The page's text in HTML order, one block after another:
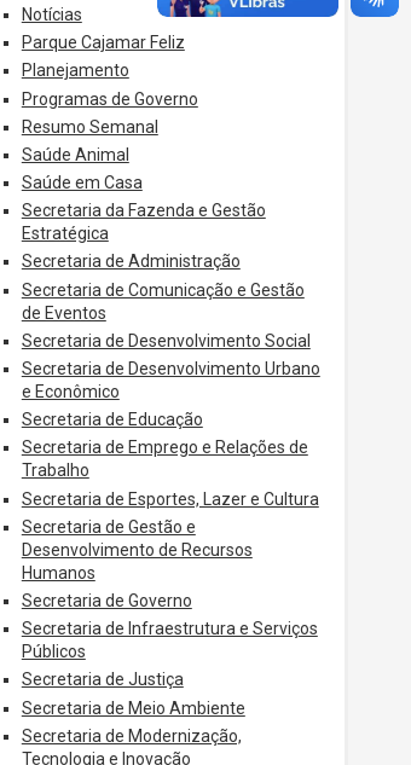
Notícias
Parque Cajamar Feliz
Planejamento
Programas de Governo
Resumo Semanal
Saúde Animal
Saúde em Casa
Secretaria da Fazenda e Gestão
Estratégica
Secretaria de Administração
Secretaria de Comunicação e Gestão
de Eventos
Secretaria de Desenvolvimento Social
Secretaria de Desenvolvimento Urbano
e Econômico
Secretaria de Educação
Secretaria de Emprego e Relações de
Trabalho
Secretaria de Esportes, Lazer e Cultura
Secretaria de Gestão e
Desenvolvimento de Recursos
Humanos
Secretaria de Governo
Secretaria de Infraestrutura e Serviços
Públicos
Secretaria de Justiça
Secretaria de Meio Ambiente
Secretaria de Modernização,
Tecnologia e Inovação